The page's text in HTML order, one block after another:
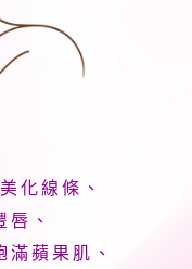
化線條、
唇、
滿蘋果肌、